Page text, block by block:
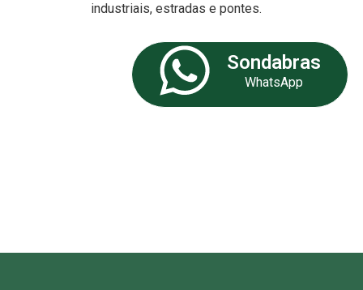
industriais, estradas e pontes.
Sondabras
WhatsApp